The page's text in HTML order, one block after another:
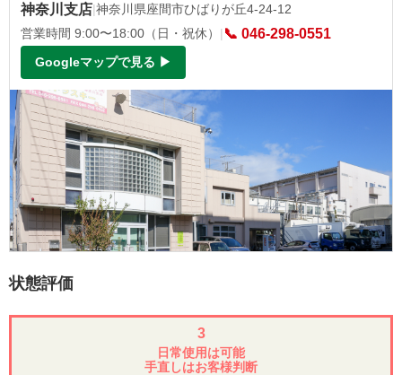
神奈川支店|神奈川県座間市ひばりが丘4-24-12
営業時間 9:00〜18:00（日・祝休） | 📞 046-298-0551
Googleマップで見る ▶
状態評価
3
日常使用は可能
手直しはお客様判断